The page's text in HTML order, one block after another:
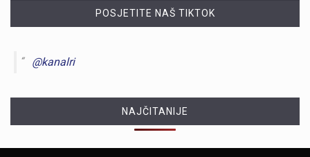
POSJETITE NAŠ TIKTOK
@kanalri
NAJČITANIJE